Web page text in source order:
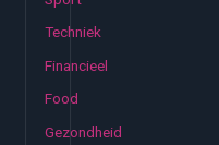
Techniek
Financieel
Food
Gezondheid